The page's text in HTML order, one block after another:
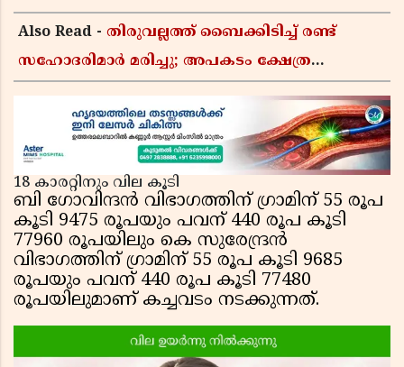
Also Read - തിരുവല്ലത്ത് ബൈക്കിടിച്ച് രണ്ട്
സഹോദരിമാർ മരിച്ചു; അപകടം ക്ഷേത്ര
18 കാരറ്റിനും വില കൂടി
ബി ഗോവിന്ദന്‍ വിഭാഗത്തിന് ഗ്രാമിന് 55 രൂപ
കൂടി 9475 രൂപയും പവന് 440 രൂപ കൂടി
77960 രൂപയിലും കെ സുരേന്ദ്രന്‍
വിഭാഗത്തിന് ഗ്രാമിന് 55 രൂപ കൂടി 9685
രൂപയും പവന് 440 രൂപ കൂടി 77480
രൂപയിലുമാണ് കച്ചവടം നടക്കുന്നത്.